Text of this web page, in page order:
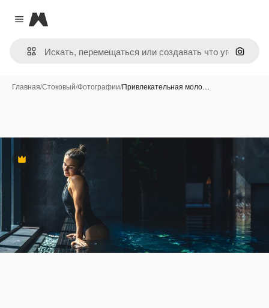
Close menu
Magnific
Поиск
Главная/Стоковый/Фотографии/Привлекательная моло…
Премиум